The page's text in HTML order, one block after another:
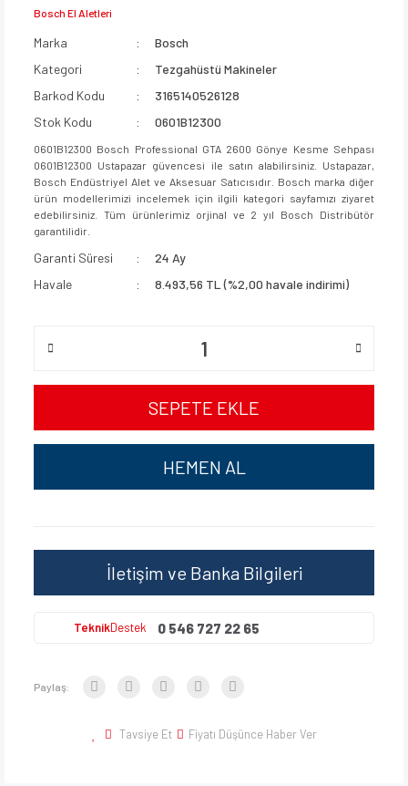
Bosch El Aletleri
Marka
Bosch
Kategori
Tezgahüstü Makineler
Barkod Kodu
3165140526128
Stok Kodu
0601B12300
0601B12300 Bosch Professional GTA 2600 Gönye Kesme Sehpası
0601B12300 Ustapazar güvencesi ile satın alabilirsiniz. Ustapazar,
Bosch Endüstriyel Alet ve Aksesuar Satıcısıdır. Bosch marka diğer
ürün modellerimizi incelemek için ilgili kategori sayfamızı ziyaret
edebilirsiniz. Tüm ürünlerimiz orjinal ve 2 yıl Bosch Distribütör
garantilidir.
Garanti Süresi
24 Ay
Havale
8.493,56 TL (%2,00 havale indirimi)
SEPETE EKLE
HEMEN AL
İletişim ve Banka Bilgileri
TeknikDestek 0 546 727 22 65
Paylaş:
Tavsiye Et Fiyatı Düşünce Haber Ver